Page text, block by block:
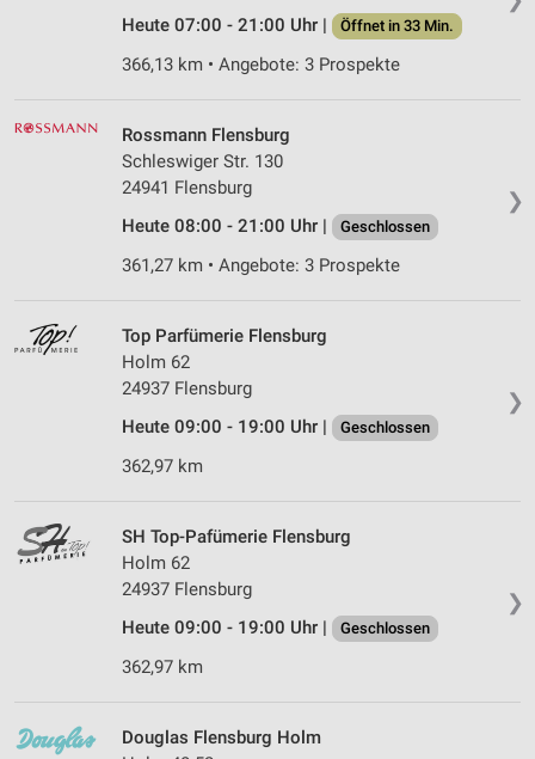
Heute 07:00 - 21:00 Uhr | Öffnet in 33 Min.
366,13 km • Angebote: 3 Prospekte
❯
Rossmann Flensburg
Schleswiger Str. 130
24941 Flensburg
Heute 08:00 - 21:00 Uhr |
Geschlossen
361,27 km • Angebote: 3 Prospekte
❯
Top Parfümerie Flensburg
Holm 62
24937 Flensburg
Heute 09:00 - 19:00 Uhr |
Geschlossen
362,97 km
❯
SH Top-Pafümerie Flensburg
Holm 62
24937 Flensburg
Heute 09:00 - 19:00 Uhr |
Geschlossen
362,97 km
Douglas Flensburg Holm